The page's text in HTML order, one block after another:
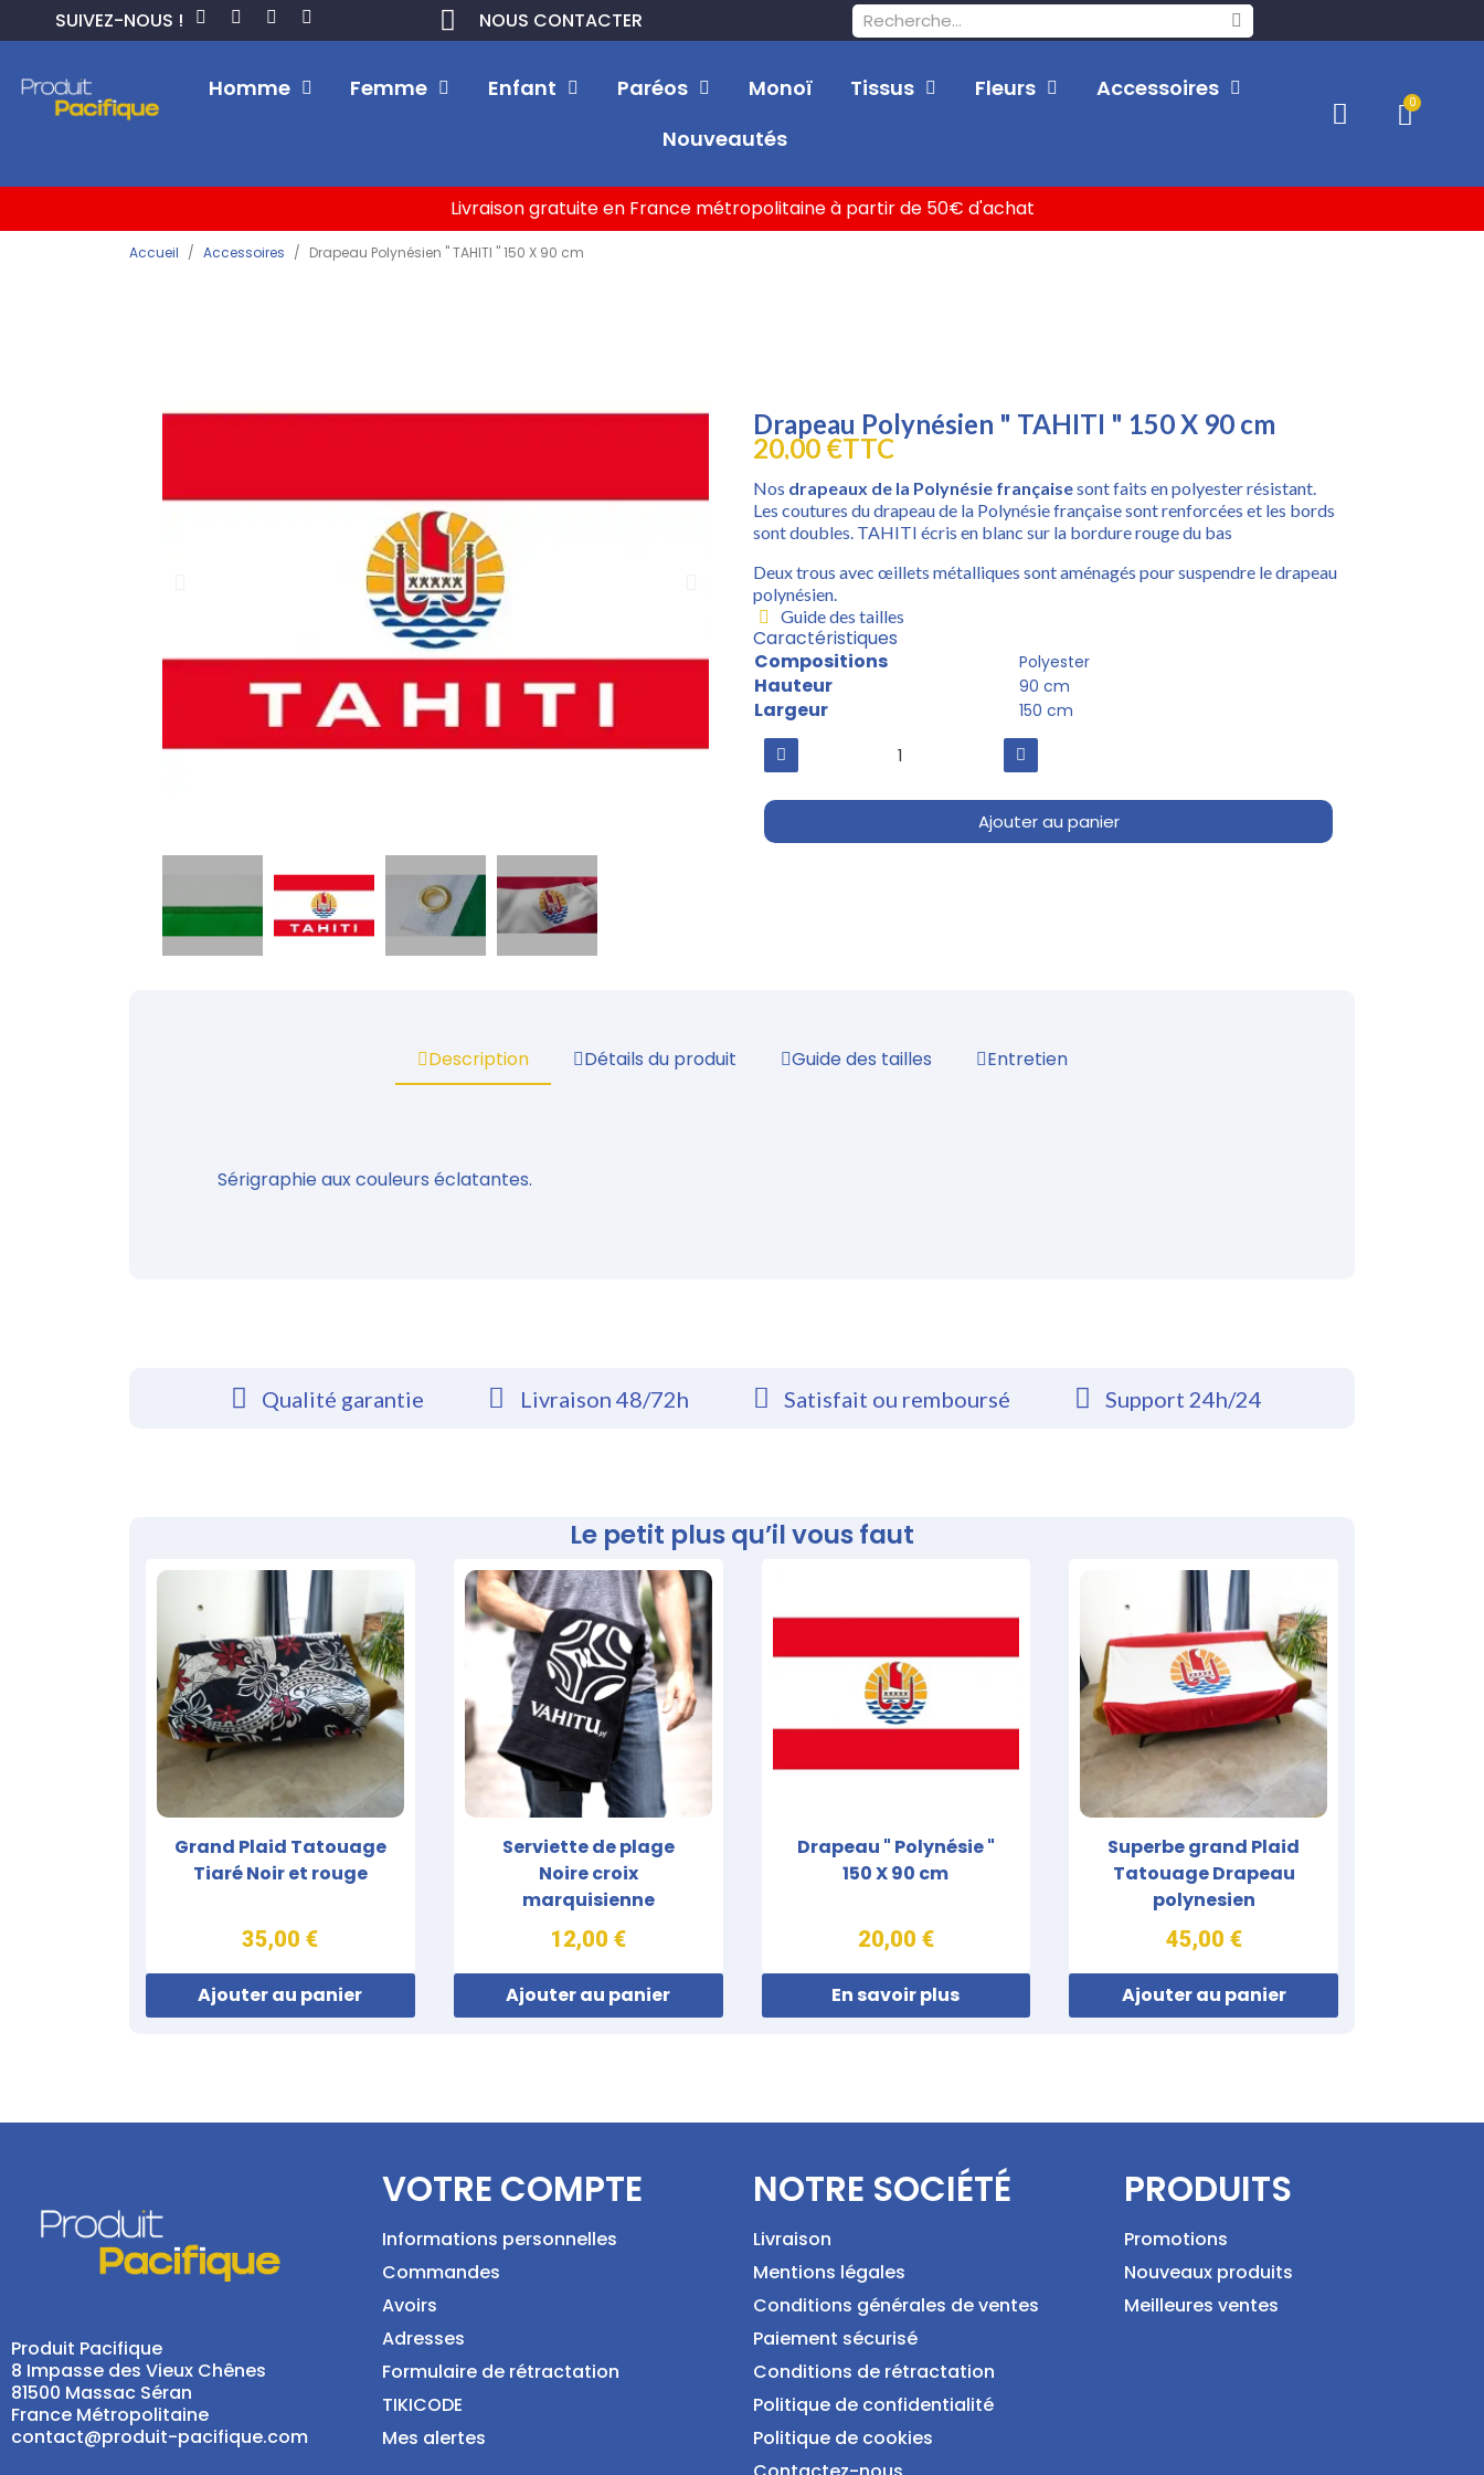
SUIVEZ-NOUS ! NOUS CONTACTER
Homme Femme Enfant Paréos Monoï Tissus Fleurs
Accessoires
Nouveautés
Livraison gratuite en France métropolitaine à partir de 50€ d'achat
Accueil Accessoires Drapeau Polynésien " TAHITI " 150 X 90 cm
Drapeau Polynésien " TAHITI " 150 X 90 cm
20,00 €TTC
Nos drapeaux de la Polynésie françaisesont faits en polyester résistant.
Les coutures du drapeau de la Polynésie française sont renforcées et les bords
sont doubles. TAHITI écris en blanc sur la bordure rouge du bas
Deux trous avec œillets métalliques sont aménagés pour suspendre le drapeau
polynésien.
Guide des tailles
Caractéristiques
Compositions
Polyester
Hauteur 90 cm
Largeur 150 cm
Ajouter au panier
Description Détails du produit Guide des tailles Entretien
Sérigraphie aux couleurs éclatantes.
Qualité garantie Livraison 48/72h Satisfait ou remboursé Support 24h/24
Le petit plus qu’il vous faut
Grand Plaid Tatouage
Tiaré Noir et rouge
35,00 €
Ajouter au panier
Serviette de plage
Noire croix
marquisienne
12,00 €
Ajouter au panier
Drapeau " Polynésie "
150 X 90 cm
20,00 €
En savoir plus
Superbe grand Plaid
Tatouage Drapeau
polynesien
45,00 €
Ajouter au panier
Produit Pacifique
8 Impasse des Vieux Chênes
81500 Massac Séran
France Métropolitaine
contact@produit-pacifique.com
VOTRE COMPTE
Informations personnelles
Commandes
Avoirs
Adresses
Formulaire de rétractation
TIKICODE
Mes alertes
NOTRE SOCIÉTÉ
Livraison
Mentions légales
Conditions générales de ventes
Paiement sécurisé
Conditions de rétractation
Politique de confidentialité
Politique de cookies
PRODUITS
Promotions
Nouveaux produits
Meilleures ventes